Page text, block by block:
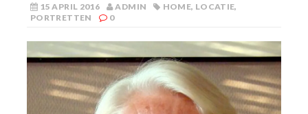
15 APRIL 2016 ADMIN HOME, LOCATIE,
PORTRETTEN
0